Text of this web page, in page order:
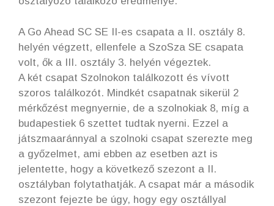
A Go Ahead SC SE II-es csapata a II. osztály 8.
helyén végzett, ellenfele a SzoSza SE csapata
volt, ők a III. osztály 3. helyén végeztek.
A két csapat Szolnokon találkozott és vívott
szoros találkozót. Mindkét csapatnak sikerül 2
mérkőzést megnyernie, de a szolnokiak 8, míg a
budapestiek 6 szettet tudtak nyerni. Ezzel a
játszmaaránnyal a szolnoki csapat szerezte meg
a győzelmet, ami ebben az esetben azt is
jelentette, hogy a következő szezont a II.
osztályban folytathatják. A csapat már a második
szezont fejezte be úgy, hogy egy osztállyal